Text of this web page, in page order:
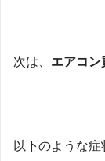
次は、 エアコン
以下のような